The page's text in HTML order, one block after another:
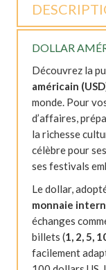
DOLLAR
Découvrez la
américain
monde. Pour
d’affaires,
la richesse
célèbre pour
ses festivals
Le dollar,
monnaie
échanges
billets (1, 2, 5,
facilement